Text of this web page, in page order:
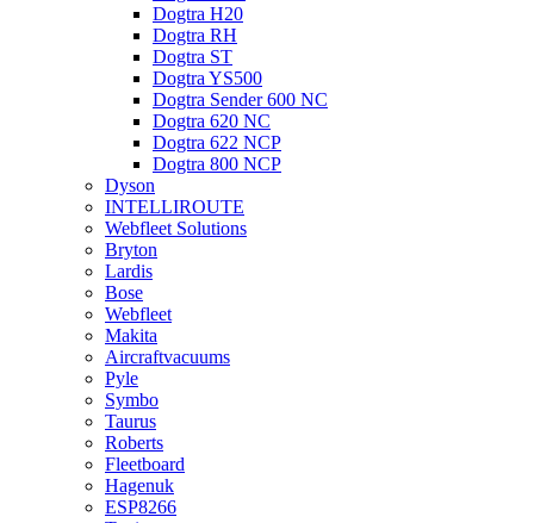
Dogtra H20
Dogtra RH
Dogtra ST
Dogtra YS500
Dogtra Sender 600 NC
Dogtra 620 NC
Dogtra 622 NCP
Dogtra 800 NCP
Dyson
INTELLIROUTE
Webfleet Solutions
Bryton
Lardis
Bose
Webfleet
Makita
Aircraftvacuums
Pyle
Symbo
Taurus
Roberts
Fleetboard
Hagenuk
ESP8266